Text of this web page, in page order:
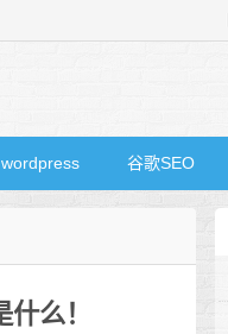
wordpress 谷歌SEO
么！